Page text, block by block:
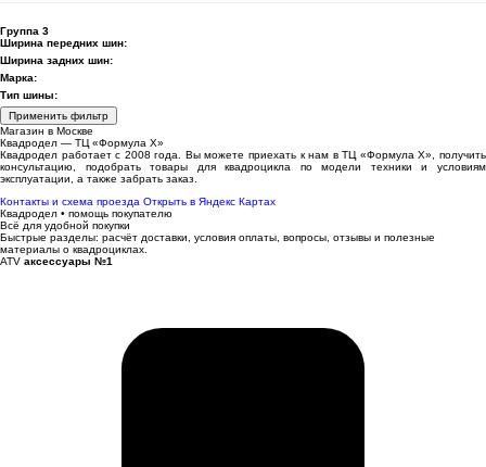
Группа 3
Ширина передних шин:
Ширина задних шин:
Марка:
Тип шины:
Применить фильтр
Магазин в Москве
Квадродел — ТЦ «Формула Х»
Квадродел работает с 2008 года. Вы можете приехать к нам в ТЦ «Формула Х», получить
консультацию, подобрать товары для квадроцикла по модели техники и условиям
эксплуатации, а также забрать заказ.
Контакты и схема проезда Открыть в Яндекс Картах
Квадродел • помощь покупателю
Всё для удобной покупки
Быстрые разделы: расчёт доставки, условия оплаты, вопросы, отзывы и полезные
материалы о квадроциклах.
ATV аксессуары №1